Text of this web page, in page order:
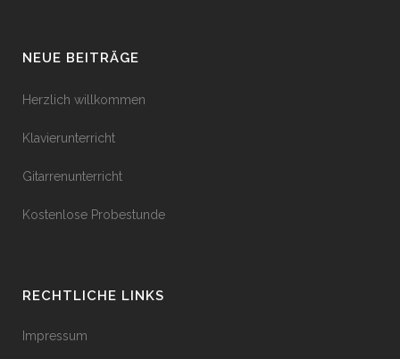
NEUE BEITRÄGE
Herzlich willkommen
Klavierunterricht
Gitarrenunterricht
Kostenlose Probestunde
RECHTLICHE LINKS
Impressum